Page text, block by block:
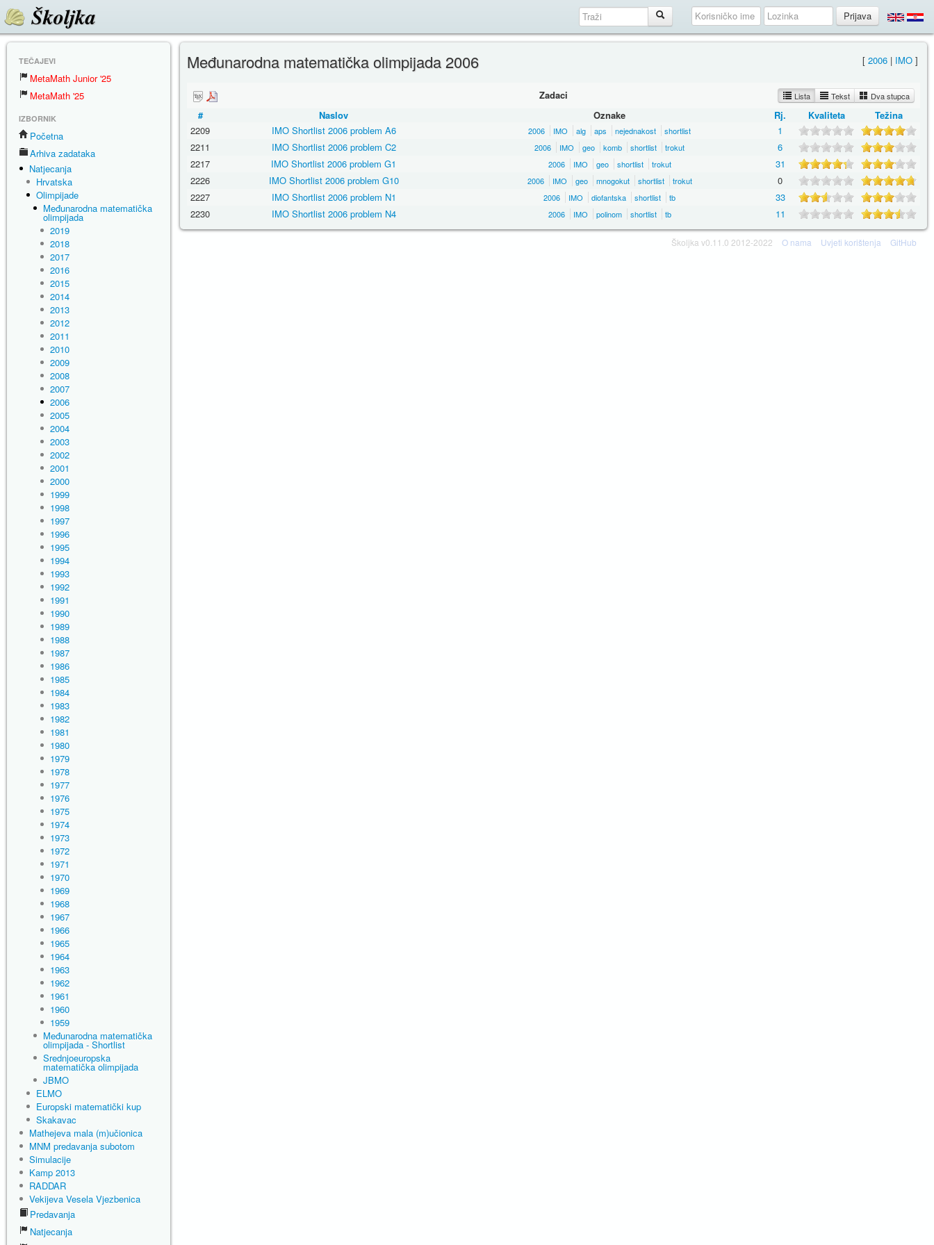
Školjka
TEČAJEVI
MetaMath Junior '25
MetaMath '25
IZBORNIK
Početna
Arhiva zadataka
Natjecanja
Hrvatska
Olimpijade
Međunarodna matematička
olimpijada
2019
2018
2017
2016
2015
2014
2013
2012
2011
2010
2009
2008
2007
2006
2005
2004
2003
2002
2001
2000
1999
1998
1997
1996
1995
1994
1993
1992
1991
1990
1989
1988
1987
1986
1985
1984
1983
1982
1981
1980
1979
1978
1977
1976
1975
1974
1973
1972
1971
1970
1969
1968
1967
1966
1965
1964
1963
1962
1961
1960
1959
Međunarodna matematička
olimpijada - Shortlist
Srednjoeuropska
matematička olimpijada
JBMO
ELMO
Europski matematički kup
Skakavac
Mathejeva mala (m)učionica
MNM predavanja subotom
Simulacije
Kamp 2013
RADDAR
Vekijeva Vesela Vjezbenica
Predavanja
Natjecanja
Međunarodna matematička olimpijada 2006 [ 2006 | IMO ]
Lista Tekst Dva stupca
Zadaci
#
Naslov Oznake Rj. Kvaliteta
Težina
2209
IMO Shortlist 2006 problem A6 2006 IMO alg aps nejednakost shortlist
1
2211
IMO Shortlist 2006 problem C2 2006 IMO geo komb shortlist trokut
6
2217
IMO Shortlist 2006 problem G1 2006 IMO geo shortlist trokut
31
2226
IMO Shortlist 2006 problem G10 2006 IMO geo mnogokut shortlist trokut
0
2227
IMO Shortlist 2006 problem N1 2006 IMO diofantska shortlist tb
33
2230
IMO Shortlist 2006 problem N4 2006 IMO polinom shortlist tb 11
Školjka v0.11.0 2012-2022 O nama Uvjeti korištenja GitHub